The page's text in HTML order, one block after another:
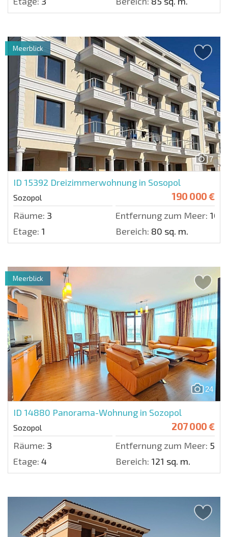
7
ID 15392 Dreizimmerwohnung in Sosopol
Sozopol 190 000 €
Räume: 3 Entfernung zum Meer: 10
Etage: 1 Bereich: 80 sq. m.
Meerblick
24
ID 14880 Panorama-Wohnung in Sozopol
Sozopol 207 000 €
Räume: 3 Entfernung zum Meer: 50
Etage: 4 Bereich: 121 sq. m.
Meerblick